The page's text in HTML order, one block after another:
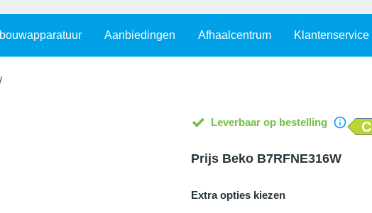
Aanbiedingen Afhaalcentrum Klantenservice
Leverbaar op bestelling C
Prijs Beko B7RFNE316W
Extra opties kiezen